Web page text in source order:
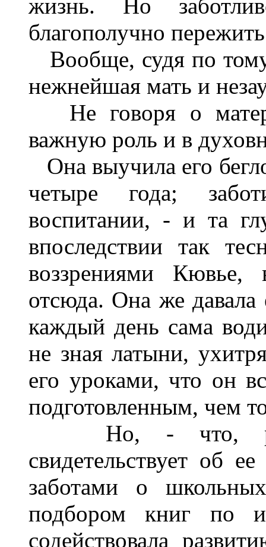
жизнь. Но
благополучно
Вообще, судя по
нежнейшая мать и
Не говоря о
важную роль и в
Она выучила его
четыре года;
воспитании, - и та
впоследствии так
воззрениями Кювье,
отсюда. Она же
каждый день сама
не зная латыни,
его уроками, что он
подготовленным, чем
Но, - что,
свидетельствует об
заботами о
подбором книг по
содействовала